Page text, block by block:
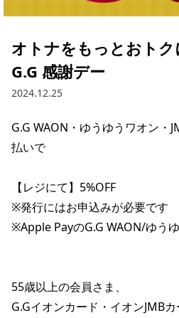
オトナをもっとおト
G.G 感謝デー
2024.12.25
G.G WAON・ゆうゆうワオン・
払いで
【レジにて】5%OFF
※発行にはお申込みが必要です
※Apple PayのG.G WAON/ゆう
55歳以上の会員さま、
G.Gイオンカード・イオンJMB